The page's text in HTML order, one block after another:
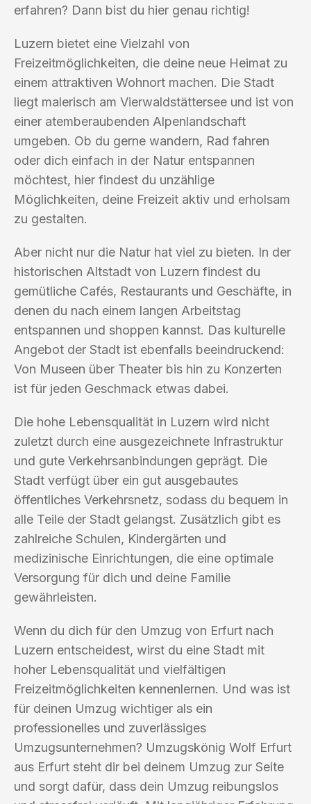
erfahren? Dann bist du hier genau richtig!
Luzern bietet eine Vielzahl von
Freizeitmöglichkeiten, die deine neue Heimat zu
einem attraktiven Wohnort machen. Die Stadt
liegt malerisch am Vierwaldstättersee und ist von
einer atemberaubenden Alpenlandschaft
umgeben. Ob du gerne wandern, Rad fahren
oder dich einfach in der Natur entspannen
möchtest, hier findest du unzählige
Möglichkeiten, deine Freizeit aktiv und erholsam
zu gestalten.
Aber nicht nur die Natur hat viel zu bieten. In der
historischen Altstadt von Luzern findest du
gemütliche Cafés, Restaurants und Geschäfte, in
denen du nach einem langen Arbeitstag
entspannen und shoppen kannst. Das kulturelle
Angebot der Stadt ist ebenfalls beeindruckend:
Von Museen über Theater bis hin zu Konzerten
ist für jeden Geschmack etwas dabei.
Die hohe Lebensqualität in Luzern wird nicht
zuletzt durch eine ausgezeichnete Infrastruktur
und gute Verkehrsanbindungen geprägt. Die
Stadt verfügt über ein gut ausgebautes
öffentliches Verkehrsnetz, sodass du bequem in
alle Teile der Stadt gelangst. Zusätzlich gibt es
zahlreiche Schulen, Kindergärten und
medizinische Einrichtungen, die eine optimale
Versorgung für dich und deine Familie
gewährleisten.
Wenn du dich für den Umzug von Erfurt nach
Luzern entscheidest, wirst du eine Stadt mit
hoher Lebensqualität und vielfältigen
Freizeitmöglichkeiten kennenlernen. Und was ist
für deinen Umzug wichtiger als ein
professionelles und zuverlässiges
Umzugsunternehmen? Umzugskönig Wolf Erfurt
aus Erfurt steht dir bei deinem Umzug zur Seite
und sorgt dafür, dass dein Umzug reibungslos